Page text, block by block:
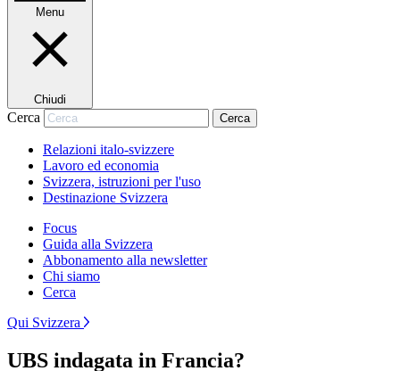
Menu
Chiudi
Cerca Cerca
Relazioni italo-svizzere
Lavoro ed economia
Svizzera, istruzioni per l'uso
Destinazione Svizzera
Focus
Guida alla Svizzera
Abbonamento alla newsletter
Chi siamo
Cerca
Qui Svizzera
UBS indagata in Francia?